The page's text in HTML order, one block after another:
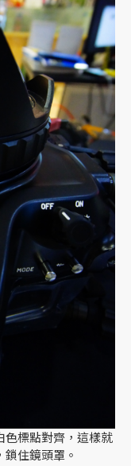
色標點對齊，這樣就
住鏡頭罩。